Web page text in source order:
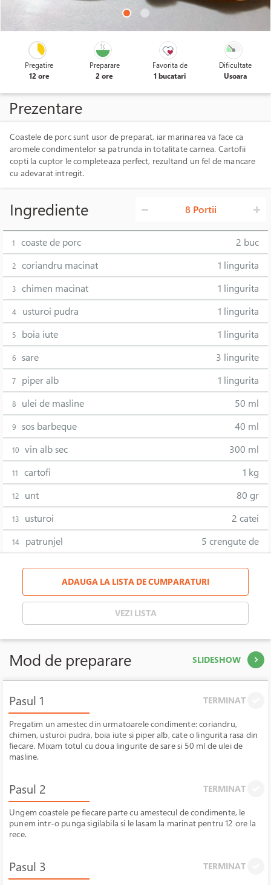
Pregatire
12 ore
Preparare
2 ore
Favorita de
1 bucatari
Dificultate
Usoara
Prezentare
Coastele de porc sunt usor de preparat, iar marinarea va face ca
aromele condimentelor sa patrunda in totalitate carnea. Cartofii
copti la cuptor le completeaza perfect, rezultand un fel de mancare
cu adevarat intregit.
Ingrediente 8 Portii
1 coaste de porc 2 buc
2 coriandru macinat 1 lingurita
3 chimen macinat 1 lingurita
4 usturoi pudra 1 lingurita
5 boia iute 1 lingurita
6 sare 3 lingurite
7 piper alb 1 lingurita
8 ulei de masline 50 ml
9 sos barbeque 40 ml
10 vin alb sec 300 ml
11 cartofi 1 kg
12 unt 80 gr
13 usturoi 2 catei
14 patrunjel 5 crengute de
ADAUGA LA LISTA DE CUMPARATURI
VEZI LISTA
Mod de preparare SLIDESHOW
Pasul 1 TERMINAT
Pregatim un amestec din urmatoarele condimente: coriandru,
chimen, usturoi pudra, boia iute si piper alb, cate o lingurita rasa din
fiecare. Mixam totul cu doua lingurite de sare si 50 ml de ulei de
masline.
Pasul 2 TERMINAT
Ungem coastele pe fiecare parte cu amestecul de condimente, le
punem intr-o punga sigilabila si le lasam la marinat pentru 12 ore la
rece.
Pasul 3 TERMINAT